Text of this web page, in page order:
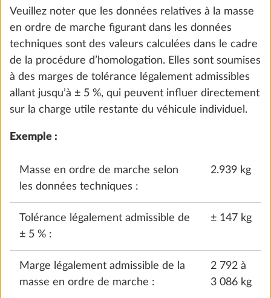
Ajouter
Rallonge de lit pour lits jumeaux, avec
coussin
Plus
Ajouter
Veuillez noter que les données relatives à la masse
en ordre de marche figurant dans les données
techniques sont des valeurs calculées dans le cadre
de la procédure d’homologation. Elles sont soumises
à des marges de tolérance légalement admissibles
allant jusqu’à ± 5 %, qui peuvent influer directement
sur la charge utile restante du véhicule individuel.
Exemple :
Masse en ordre de marche selon
les données techniques :
2.939 kg
Tolérance légalement admissible de
± 5 % :
± 147 kg
Marge légalement admissible de la
masse en ordre de marche :
2 792 à
3 086 kg